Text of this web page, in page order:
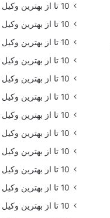
10 تا از بهترین وکیل بجنورد 🥇【آپدیت جدید】
10 تا از بهترین وکیل بروجرد 🥇【آپدیت جدید】
10 تا از بهترین وکیل بوشهر 🥇【آپدیت جدید】
10 تا از بهترین وکیل جنوب تهران 🥇【آپدیت جدید】
10 تا از بهترین وکیل خانواده کرج 🥇【آپدیت جدید】⚖️
10 تا از بهترین وکیل خرم آباد 🥇【آپدیت جدید】
10 تا از بهترین وکیل دزفول 🥇【آپدیت جدید】
10 تا از بهترین وکیل رامسر 🥇【آپدیت جدید】
10 تا از بهترین وکیل رباط کریم 🥇【آپدیت جدید】
10 تا از بهترین وکیل رفسنجان 🥇【آپدیت جدید】
10 تا از بهترین وکیل زاهدان 🥇【آپدیت جدید】
10 تا از بهترین وکیل زنجان 🥇【آپدیت جدید】